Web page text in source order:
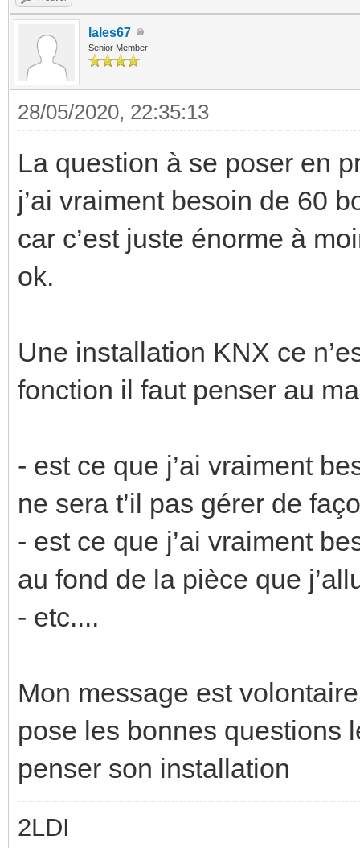
lales67
Senior Member
28/05/2020, 22:35:13
La question à se poser en
j’ai vraiment besoin de 60
car c’est juste énorme à
ok.
Une installation KNX ce
fonction il faut penser au
- est ce que j’ai vraiment
ne sera t’il pas gérer de
- est ce que j’ai vraiment
au fond de la pièce que
- etc....
Mon message est
pose les bonnes questions
penser son installation
2LDI